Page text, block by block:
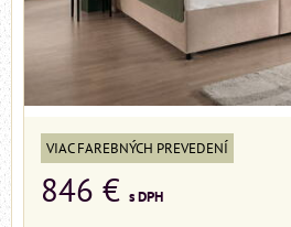
VIAC FAREBNÝCH PREVEDENÍ
846 € s DPH